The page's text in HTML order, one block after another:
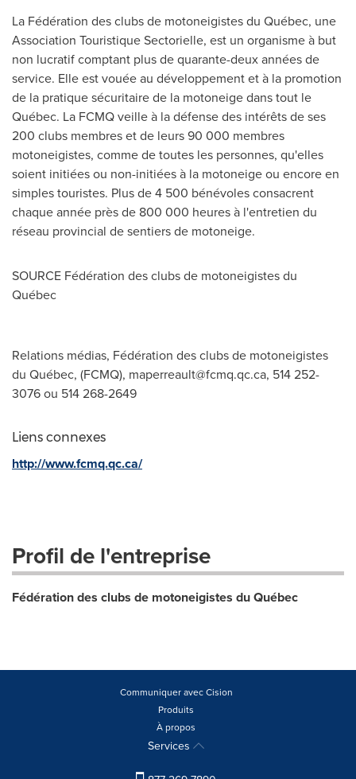
La Fédération des clubs de motoneigistes du Québec, une
Association Touristique Sectorielle, est un organisme à but
non lucratif comptant plus de quarante-deux années de
service. Elle est vouée au développement et à la promotion
de la pratique sécuritaire de la motoneige dans tout le
Québec. La FCMQ veille à la défense des intérêts de ses
200 clubs membres et de leurs 90 000 membres
motoneigistes, comme de toutes les personnes, qu'elles
soient initiées ou non-initiées à la motoneige ou encore en
simples touristes. Plus de 4 500 bénévoles consacrent
chaque année près de 800 000 heures à l'entretien du
réseau provincial de sentiers de motoneige.
SOURCE Fédération des clubs de motoneigistes du
Québec
Relations médias, Fédération des clubs de motoneigistes
du Québec, (FCMQ), maperreault@fcmq.qc.ca, 514 252-
3076 ou 514 268-2649
Liens connexes
http://www.fcmq.qc.ca/
Profil de l'entreprise
Fédération des clubs de motoneigistes du Québec
Communiquer avec Cision
Produits
À propos
Services